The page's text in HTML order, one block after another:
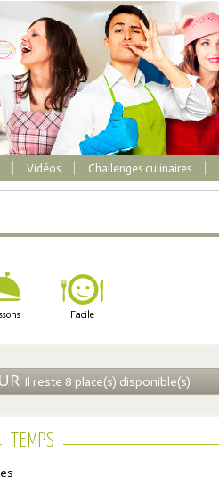
Vidéos Challenges culinaires
Facile
Il reste 8 place(s) disponible(s)
TEMPS